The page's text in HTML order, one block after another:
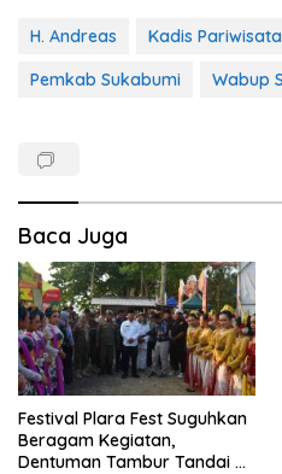
H. Andreas
Kadis
Pemkab Sukabumi
Wabup
Baca Juga
Festival Plara Fest Suguhkan
Beragam Kegiatan,
Dentuman Tambur Tandai di